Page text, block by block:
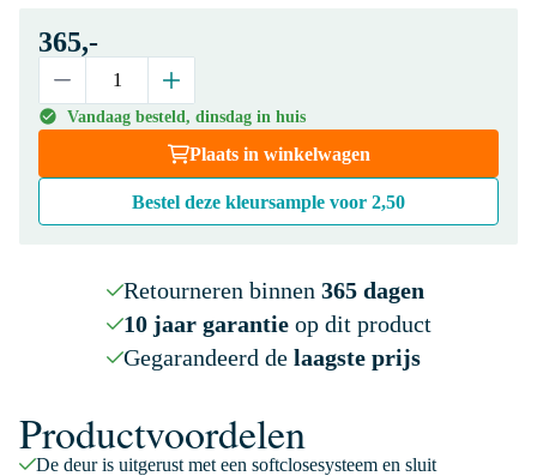
365,-
Vandaag besteld, dinsdag in huis
Plaats in winkelwagen
Bestel deze kleursample voor 2,50
Retourneren binnen 365 dagen
10 jaar garantieop dit product
Gegarandeerd de laagste prijs
Productvoordelen
De deur is uitgerust met een softclosesysteem en sluit